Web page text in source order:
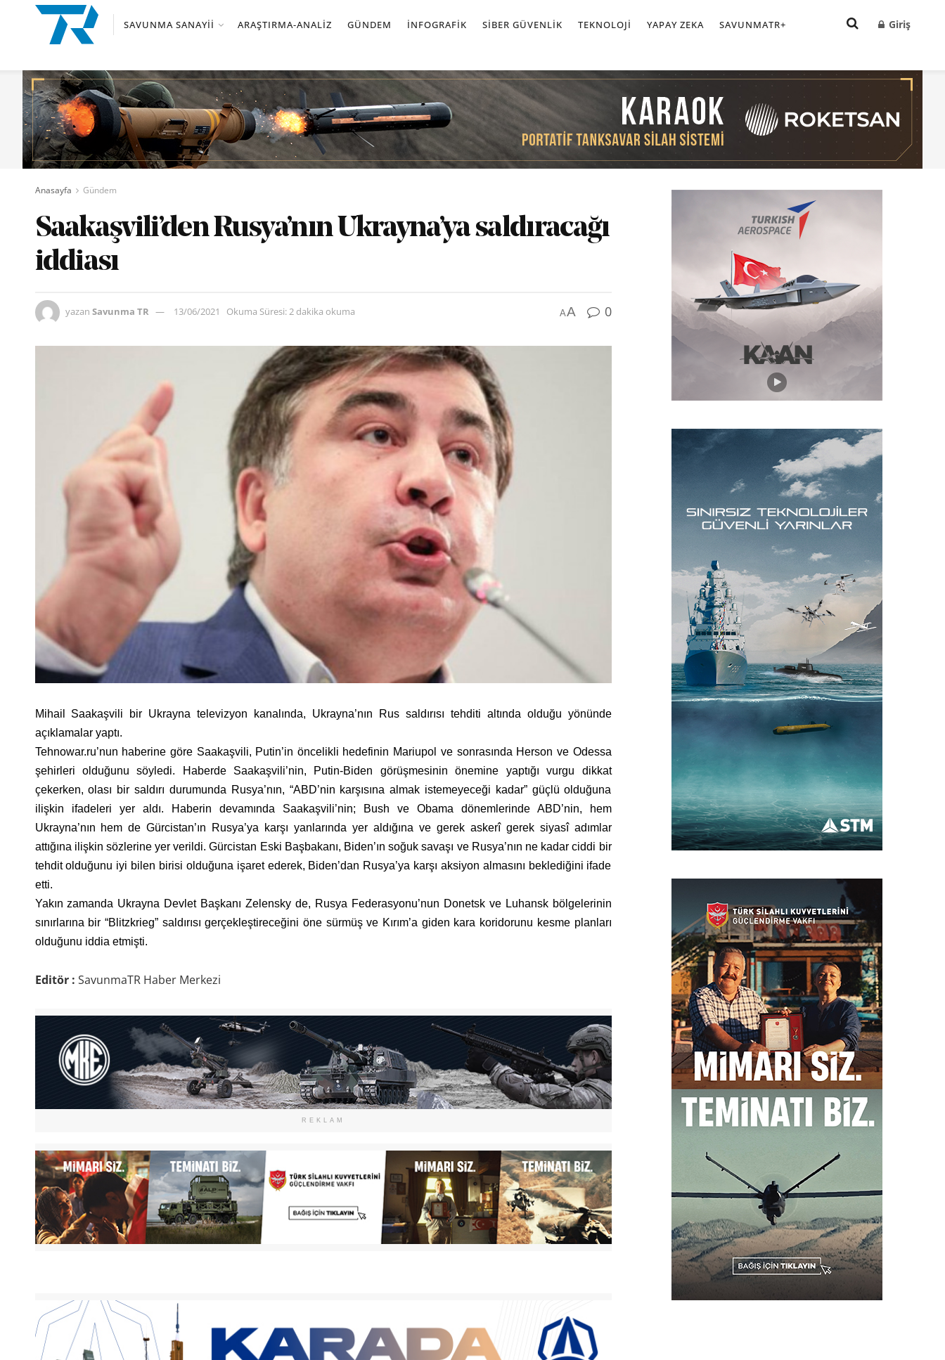
SAVUNMA SANAYII ARAŞTIRMA-ANALIZ GÜNDEM İNFOGRAFIK SIBER GÜVENLIK TEKNOLOJI YAPAY ZEKA SAVUNMATR+ Giriş
Anasayfa Gündem
Saakaşvili’den Rusya’nın Ukrayna’ya saldıracağı
iddiası
yazan Savunma TR 13/06/2021 Okuma Süresi: 2 dakika okuma AA 0
Mihail Saakaşvili bir Ukrayna televizyon kanalında, Ukrayna’nın Rus saldırısı tehditi altında olduğu yönünde
açıklamalar yaptı.
Tehnowar.ru’nun haberine göre Saakaşvili, Putin’in öncelikli hedefinin Mariupol ve sonrasında Herson ve Odessa
şehirleri olduğunu söyledi. Haberde Saakaşvili’nin, Putin-Biden görüşmesinin önemine yaptığı vurgu dikkat
çekerken, olası bir saldırı durumunda Rusya’nın, “ABD’nin karşısına almak istemeyeceği kadar” güçlü olduğuna
ilişkin ifadeleri yer aldı. Haberin devamında Saakaşvili’nin; Bush ve Obama dönemlerinde ABD’nin, hem
Ukrayna’nın hem de Gürcistan’ın Rusya’ya karşı yanlarında yer aldığına ve gerek askerî gerek siyasî adımlar
attığına ilişkin sözlerine yer verildi. Gürcistan Eski Başbakanı, Biden’ın soğuk savaşı ve Rusya’nın ne kadar ciddi bir
tehdit olduğunu iyi bilen birisi olduğuna işaret ederek, Biden’dan Rusya’ya karşı aksiyon almasını beklediğini ifade
etti.
Yakın zamanda Ukrayna Devlet Başkanı Zelensky de, Rusya Federasyonu’nun Donetsk ve Luhansk bölgelerinin
sınırlarına bir “Blitzkrieg” saldırısı gerçekleştireceğini öne sürmüş ve Kırım’a giden kara koridorunu kesme planları
olduğunu iddia etmişti.
Editör : SavunmaTR Haber Merkezi
REKLAM